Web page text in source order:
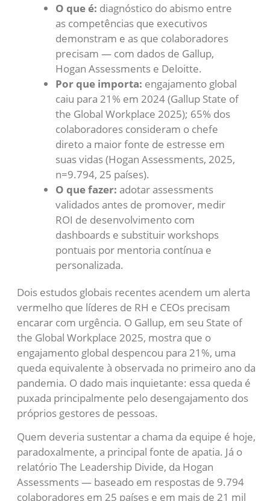
O que é: diagnóstico do abismo entre
as competências que executivos
demonstram e as que colaboradores
precisam — com dados de Gallup,
Hogan Assessments e Deloitte.
Por que importa: engajamento global
caiu para 21% em 2024 (Gallup State of
the Global Workplace 2025); 65% dos
colaboradores consideram o chefe
direto a maior fonte de estresse em
suas vidas (Hogan Assessments, 2025,
n=9.794, 25 países).
O que fazer: adotar assessments
validados antes de promover, medir
ROI de desenvolvimento com
dashboards e substituir workshops
pontuais por mentoria contínua e
personalizada.
Dois estudos globais recentes acendem um alerta
vermelho que líderes de RH e CEOs precisam
encarar com urgência. O Gallup, em seu State of
the Global Workplace 2025, mostra que o
engajamento global despencou para 21%, uma
queda equivalente à observada no primeiro ano da
pandemia. O dado mais inquietante: essa queda é
puxada principalmente pelo desengajamento dos
próprios gestores de pessoas.
Quem deveria sustentar a chama da equipe é hoje,
paradoxalmente, a principal fonte de apatia. Já o
relatório The Leadership Divide, da Hogan
Assessments — baseado em respostas de 9.794
colaboradores em 25 países e em mais de 21 mil